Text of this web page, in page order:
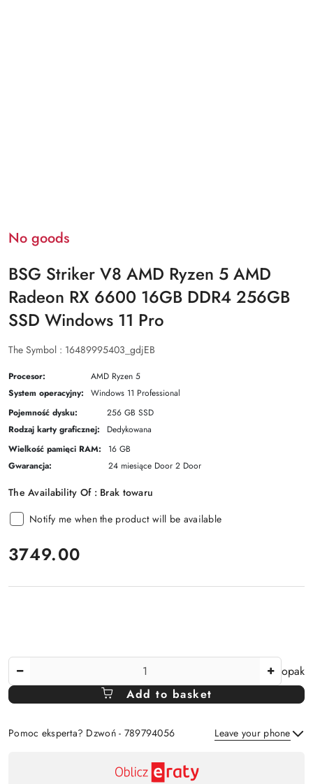
No goods
BSG Striker V8 AMD Ryzen 5 AMD
Radeon RX 6600 16GB DDR4 256GB
SSD Windows 11 Pro
The Symbol : 16489995403_gdjEB
Procesor:
AMD Ryzen 5
System operacyjny:
Windows 11 Professional
Pojemność dysku:
256 GB SSD
Rodzaj karty graficznej:
Dedykowana
Wielkość pamięci RAM:
16 GB
Gwarancja:
24 miesiące Door 2 Door
The Availability Of : Brak towaru
Notify me when the product will be available
price:
3749.00
Amount
Of
opak
Add to basket
Pomoc eksperta? Dzwoń - 789794056 Leave your phone